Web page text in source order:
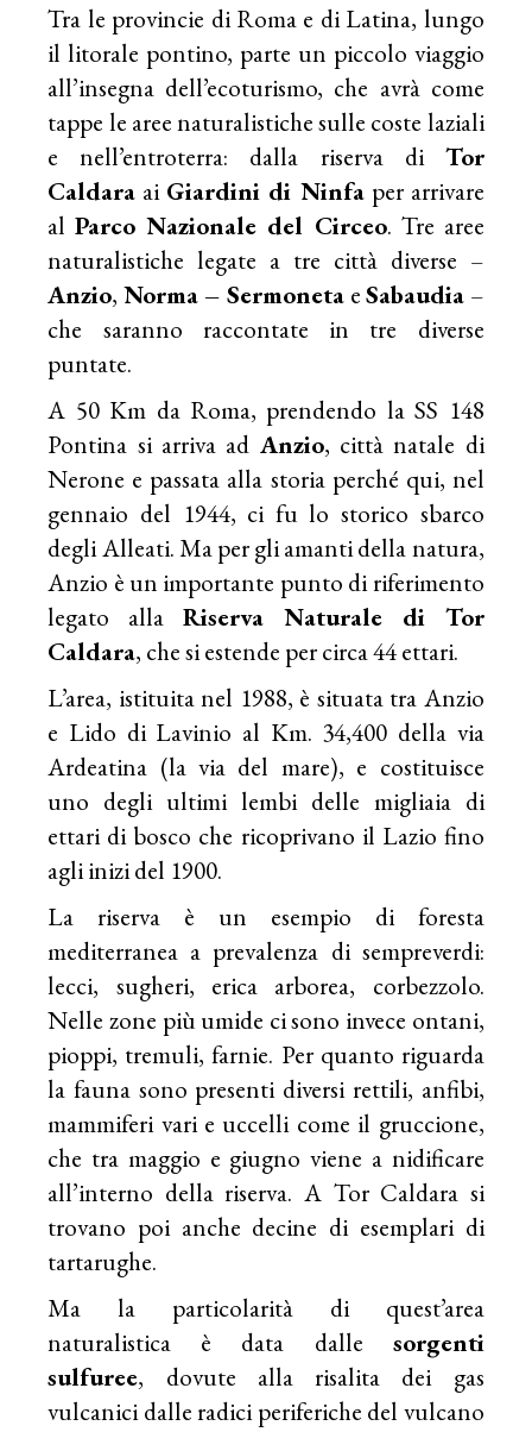
Tra le provincie di Roma e di Latina, lungo
il litorale pontino, parte un piccolo viaggio
all’insegna dell’ecoturismo, che avrà come
tappe le aree naturalistiche sulle coste laziali
e nell’entroterra: dalla riserva di Tor
Caldara ai Giardini di Ninfaper arrivare
alParco Nazionale del Circeo. Tre aree
naturalistiche legate a tre città diverse –
Anzio, Norma – Sermoneta eSabaudia –
che saranno raccontate in tre diverse
puntate.
A 50 Km da Roma, prendendo la SS 148
Pontina si arriva ad Anzio, città natale di
Nerone e passata alla storia perché qui, nel
gennaio del 1944, ci fu lo storico sbarco
degli Alleati. Ma per gli amanti della natura,
Anzio è un importante punto di riferimento
legato allaRiserva Naturale di Tor
Caldara, che si estende per circa 44 ettari.
L’area, istituita nel 1988, è situata tra Anzio
e Lido di Lavinio al Km. 34,400 della via
Ardeatina (la via del mare), e costituisce
uno degli ultimi lembi delle migliaia di
ettari di bosco che ricoprivano il Lazio fino
agli inizi del 1900.
La riserva è un esempio di foresta
mediterranea a prevalenza di sempreverdi:
lecci, sugheri, erica arborea, corbezzolo.
Nelle zone più umide ci sono invece ontani,
pioppi, tremuli, farnie. Per quanto riguarda
la fauna sono presenti diversi rettili, anfibi,
mammiferi vari e uccelli come il gruccione,
che tra maggio e giugno viene a nidificare
all’interno della riserva. A Tor Caldara si
trovano poi anche decine di esemplari di
tartarughe.
Ma la particolarità di quest’area
naturalistica è data dalle sorgenti
sulfuree, dovute alla risalita dei gas
vulcanici dalle radici periferiche del vulcano